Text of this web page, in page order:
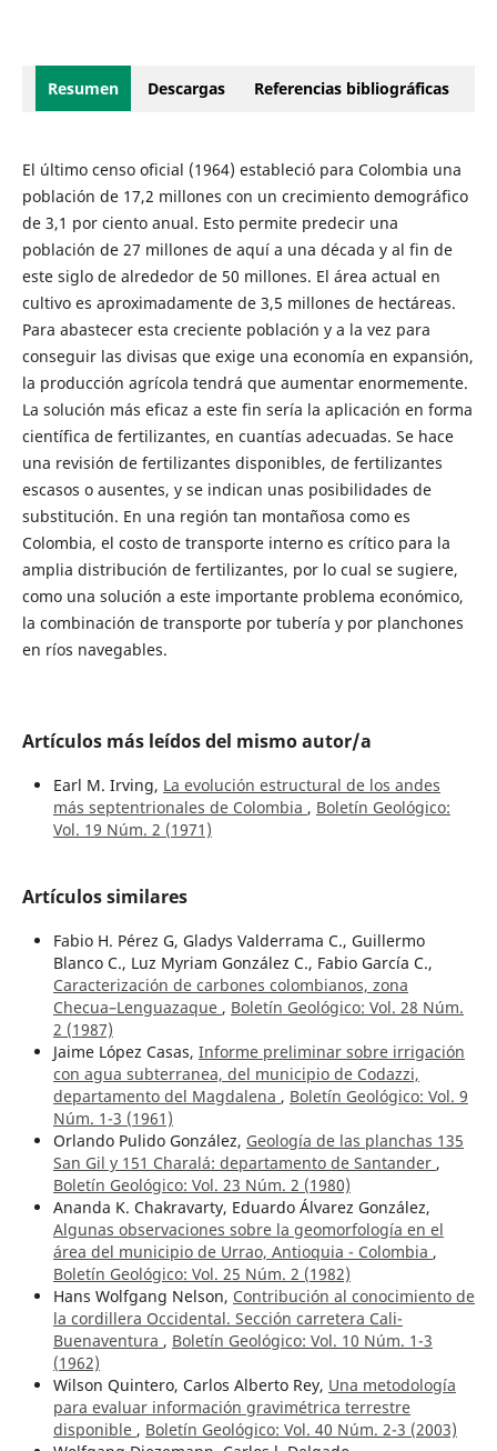
Resumen Descargas Referencias bibliográficas
El último censo oficial (1964) estableció para Colombia una
población de 17,2 millones con un crecimiento demográfico
de 3,1 por ciento anual. Esto permite predecir una
población de 27 millones de aquí a una década y al fin de
este siglo de alrededor de 50 millones. El área actual en
cultivo es aproximadamente de 3,5 millones de hectáreas.
Para abastecer esta creciente población y a la vez para
conseguir las divisas que exige una economía en expansión,
la producción agrícola tendrá que aumentar enormemente.
La solución más eficaz a este fin sería la aplicación en forma
científica de fertilizantes, en cuantías adecuadas. Se hace
una revisión de fertilizantes disponibles, de fertilizantes
escasos o ausentes, y se indican unas posibilidades de
substitución. En una región tan montañosa como es
Colombia, el costo de transporte interno es crítico para la
amplia distribución de fertilizantes, por lo cual se sugiere,
como una solución a este importante problema económico,
la combinación de transporte por tubería y por planchones
en ríos navegables.
Artículos más leídos del mismo autor/a
Earl M. Irving, La evolución estructural de los andes
más septentrionales de Colombia , Boletín Geológico:
Vol. 19 Núm. 2 (1971)
Artículos similares
Fabio H. Pérez G, Gladys Valderrama C., Guillermo
Blanco C., Luz Myriam González C., Fabio García C.,
Caracterización de carbones colombianos, zona
Checua–Lenguazaque , Boletín Geológico: Vol. 28 Núm.
2 (1987)
Jaime López Casas, Informe preliminar sobre irrigación
con agua subterranea, del municipio de Codazzi,
departamento del Magdalena , Boletín Geológico: Vol. 9
Núm. 1-3 (1961)
Orlando Pulido González, Geología de las planchas 135
San Gil y 151 Charalá: departamento de Santander ,
Boletín Geológico: Vol. 23 Núm. 2 (1980)
Ananda K. Chakravarty, Eduardo Álvarez González,
Algunas observaciones sobre la geomorfología en el
área del municipio de Urrao, Antioquia - Colombia ,
Boletín Geológico: Vol. 25 Núm. 2 (1982)
Hans Wolfgang Nelson, Contribución al conocimiento de
la cordillera Occidental. Sección carretera Cali-
Buenaventura , Boletín Geológico: Vol. 10 Núm. 1-3
(1962)
Wilson Quintero, Carlos Alberto Rey, Una metodología
para evaluar información gravimétrica terrestre
disponible , Boletín Geológico: Vol. 40 Núm. 2-3 (2003)